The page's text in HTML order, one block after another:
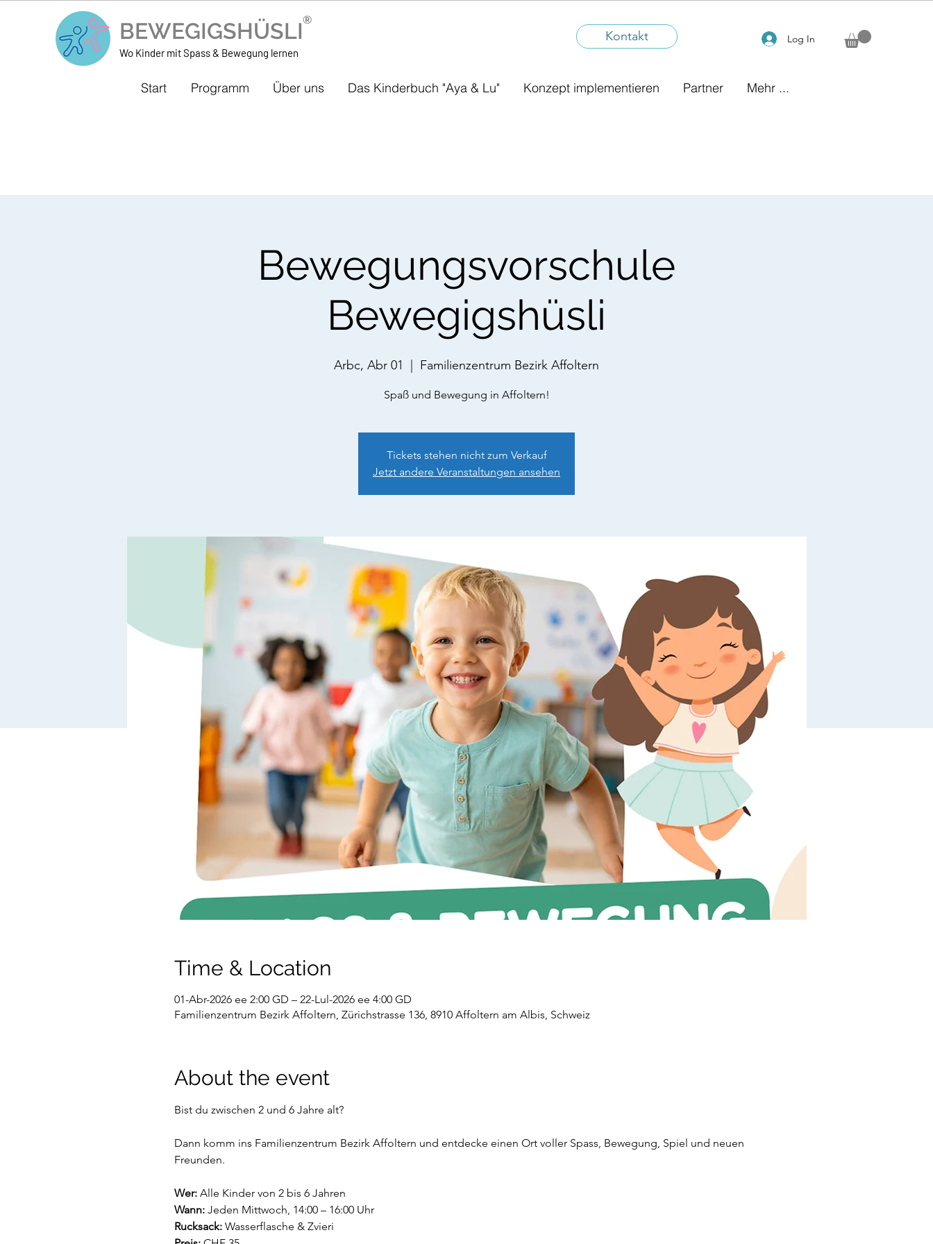
®
BEWEGIGSHÜSLI
Wo Kinder mit Spass & Bewegung lernen
Kontakt Log In
Start Programm Über uns Das Kinderbuch "Aya & Lu" Konzept implementieren Partner Mehr ...
Bewegungsvorschule
Bewegigshüsli
Arbc, Abr 01 Familienzentrum Bezirk Affoltern
Spaß und Bewegung in Affoltern!
Tickets stehen nicht zum Verkauf
Jetzt andere Veranstaltungen ansehen
Time & Location
01-Abr-2026 ee 2:00 GD – 22-Lul-2026 ee 4:00 GD
Familienzentrum Bezirk Affoltern, Zürichstrasse 136, 8910 Affoltern am Albis, Schweiz
About the event
Bist du zwischen 2 und 6 Jahre alt?
Dann komm ins Familienzentrum Bezirk Affoltern und entdecke einen Ort voller Spass, Bewegung, Spiel und neuen
Freunden.
Wer: Alle Kinder von 2 bis 6 Jahren
Wann: Jeden Mittwoch, 14:00 – 16:00 Uhr
Rucksack: Wasserflasche & Zvieri